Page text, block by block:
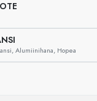
Alumiinihana, Hopea